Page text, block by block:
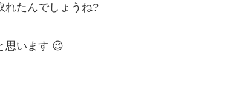
れたんでしょうね?
思います 😉